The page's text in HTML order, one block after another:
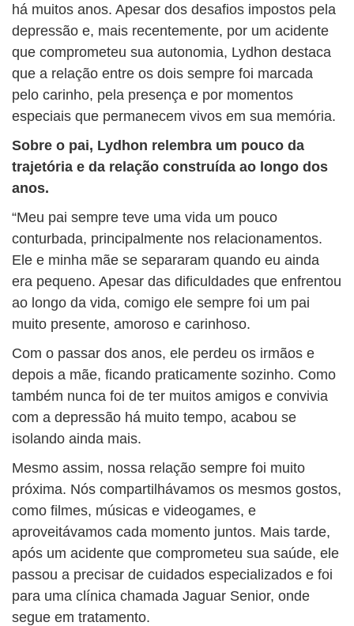
há muitos anos. Apesar dos desafios impostos pela
depressão e, mais recentemente, por um acidente
que comprometeu sua autonomia, Lydhon destaca
que a relação entre os dois sempre foi marcada
pelo carinho, pela presença e por momentos
especiais que permanecem vivos em sua memória.
Sobre o pai, Lydhon relembra um pouco da
trajetória e da relação construída ao longo dos
anos.
“Meu pai sempre teve uma vida um pouco
conturbada, principalmente nos relacionamentos.
Ele e minha mãe se separaram quando eu ainda
era pequeno. Apesar das dificuldades que enfrentou
ao longo da vida, comigo ele sempre foi um pai
muito presente, amoroso e carinhoso.
Com o passar dos anos, ele perdeu os irmãos e
depois a mãe, ficando praticamente sozinho. Como
também nunca foi de ter muitos amigos e convivia
com a depressão há muito tempo, acabou se
isolando ainda mais.
Mesmo assim, nossa relação sempre foi muito
próxima. Nós compartilhávamos os mesmos gostos,
como filmes, músicas e videogames, e
aproveitávamos cada momento juntos. Mais tarde,
após um acidente que comprometeu sua saúde, ele
passou a precisar de cuidados especializados e foi
para uma clínica chamada Jaguar Senior, onde
segue em tratamento.